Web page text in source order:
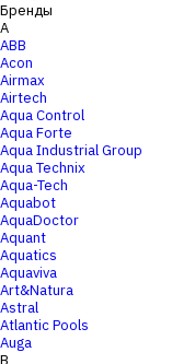
Бренды
A
ABB
Acon
Airmax
Airtech
Aqua Control
Aqua Forte
Aqua Industrial Group
Aqua Technix
Aqua-Tech
Aquabot
AquaDoctor
Aquant
Aquatics
Aquaviva
Art&Natura
Astral
Atlantic Pools
Auga
B